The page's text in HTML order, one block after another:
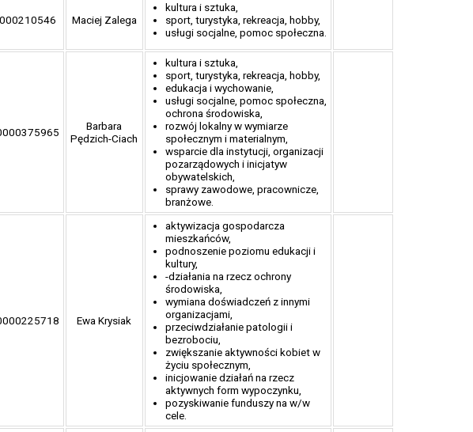
000210546 Maciej Zalega
kultura i sztuka,
sport, turystyka, rekreacja, hobby,
usługi socjalne, pomoc społeczna.
Barbara
Pędzich-Ciach
kultura i sztuka,
sport, turystyka, rekreacja, hobby,
edukacja i wychowanie,
usługi socjalne, pomoc społeczna,
ochrona środowiska,
rozwój lokalny w wymiarze
społecznym i materialnym,
wsparcie dla instytucji, organizacji
pozarządowych i inicjatyw
obywatelskich,
sprawy zawodowe, pracownicze,
branżowe.
Ewa Krysiak
aktywizacja gospodarcza
mieszkańców,
podnoszenie poziomu edukacji i
kultury,
-działania na rzecz ochrony
środowiska,
wymiana doświadczeń z innymi
organizacjami,
przeciwdziałanie patologii i
bezrobociu,
zwiększanie aktywności kobiet w
życiu społecznym,
inicjowanie działań na rzecz
aktywnych form wypoczynku,
pozyskiwanie funduszy na w/w
cele.